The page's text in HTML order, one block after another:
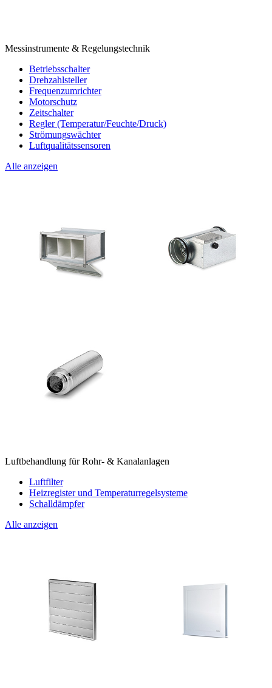
Messinstrumente & Regelungstechnik
Betriebsschalter
Drehzahlsteller
Frequenzumrichter
Motorschutz
Zeitschalter
Regler (Temperatur/Feuchte/Druck)
Strömungswächter
Luftqualitätssensoren
Alle anzeigen
Luftbehandlung für Rohr- & Kanalanlagen
Luftfilter
Heizregister und Temperaturregelsysteme
Schalldämpfer
Alle anzeigen